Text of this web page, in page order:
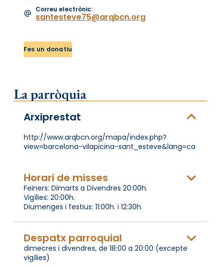
Correu electrònic:
santesteve75@arqbcn.org
Fes un donatiu
La parròquia
Arxiprestat
http://www.arqbcn.org/mapa/index.php?
view=barcelona-vilapicina-sant_esteve&lang=ca
Horari de misses
Feiners: Dimarts a Divendres 20:00h.
Vigílies: 20:00h.
Diumenges i festius: 11:00h. i 12:30h.
Despatx parroquial
dimecres i divendres, de 18:00 a 20:00 (excepte
vigílies)